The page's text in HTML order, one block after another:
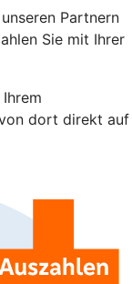
Partnern
Sie mit Ihrer
dort direkt auf